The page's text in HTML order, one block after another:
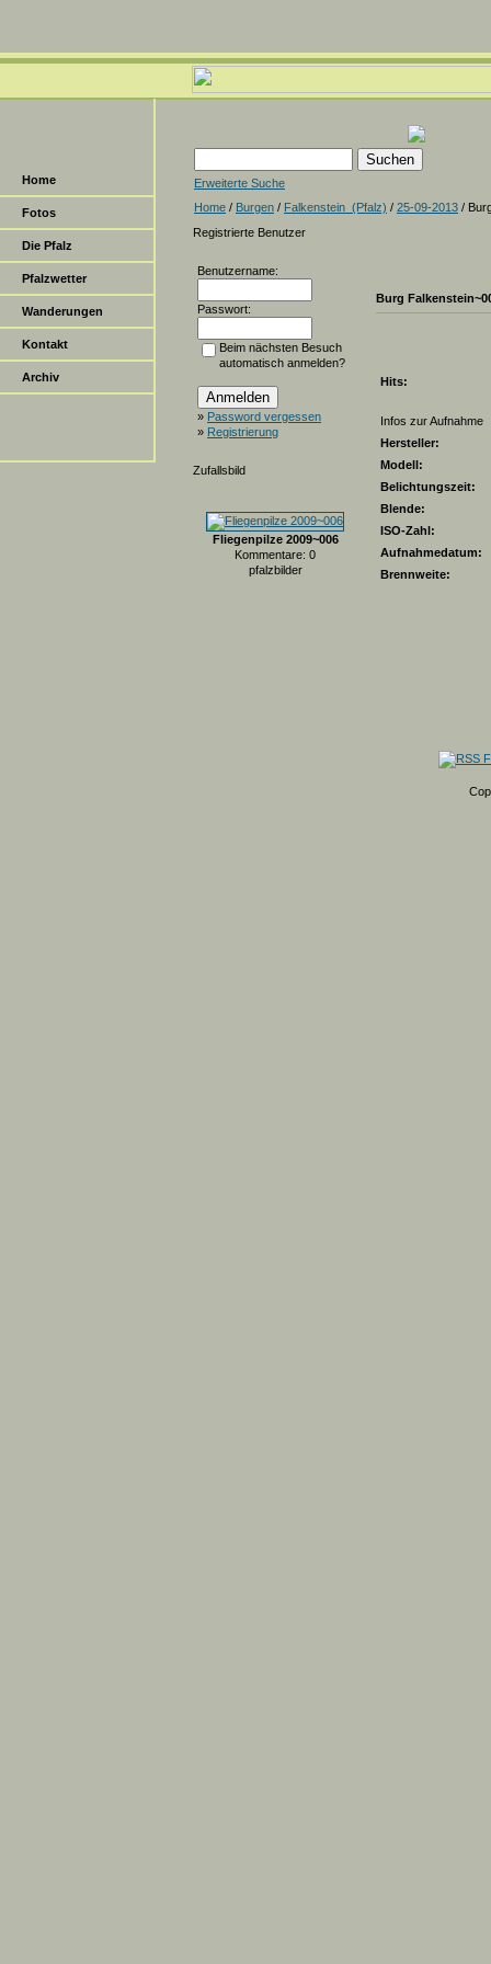
Home
Fotos
Die Pfalz
Pfalzwetter
Wanderungen
Kontakt
Archiv
Erweiterte Suche
Home / Burgen / Falkenstein_(Pfalz) / 25-09-2013 /
Registrierte Benutzer
Benutzername:
Passwort:
Beim nächsten Besuch
automatisch anmelden?
» Password vergessen
» Registrierung
Zufallsbild
Fliegenpilze 2009~006
Kommentare: 0
pfalzbilder
Burg
Hits:
Infos zur Aufnahme
Hersteller:
Modell:
Belichtungszeit:
Blende:
ISO-Zahl:
Aufnahmedatum:
Brennweite: